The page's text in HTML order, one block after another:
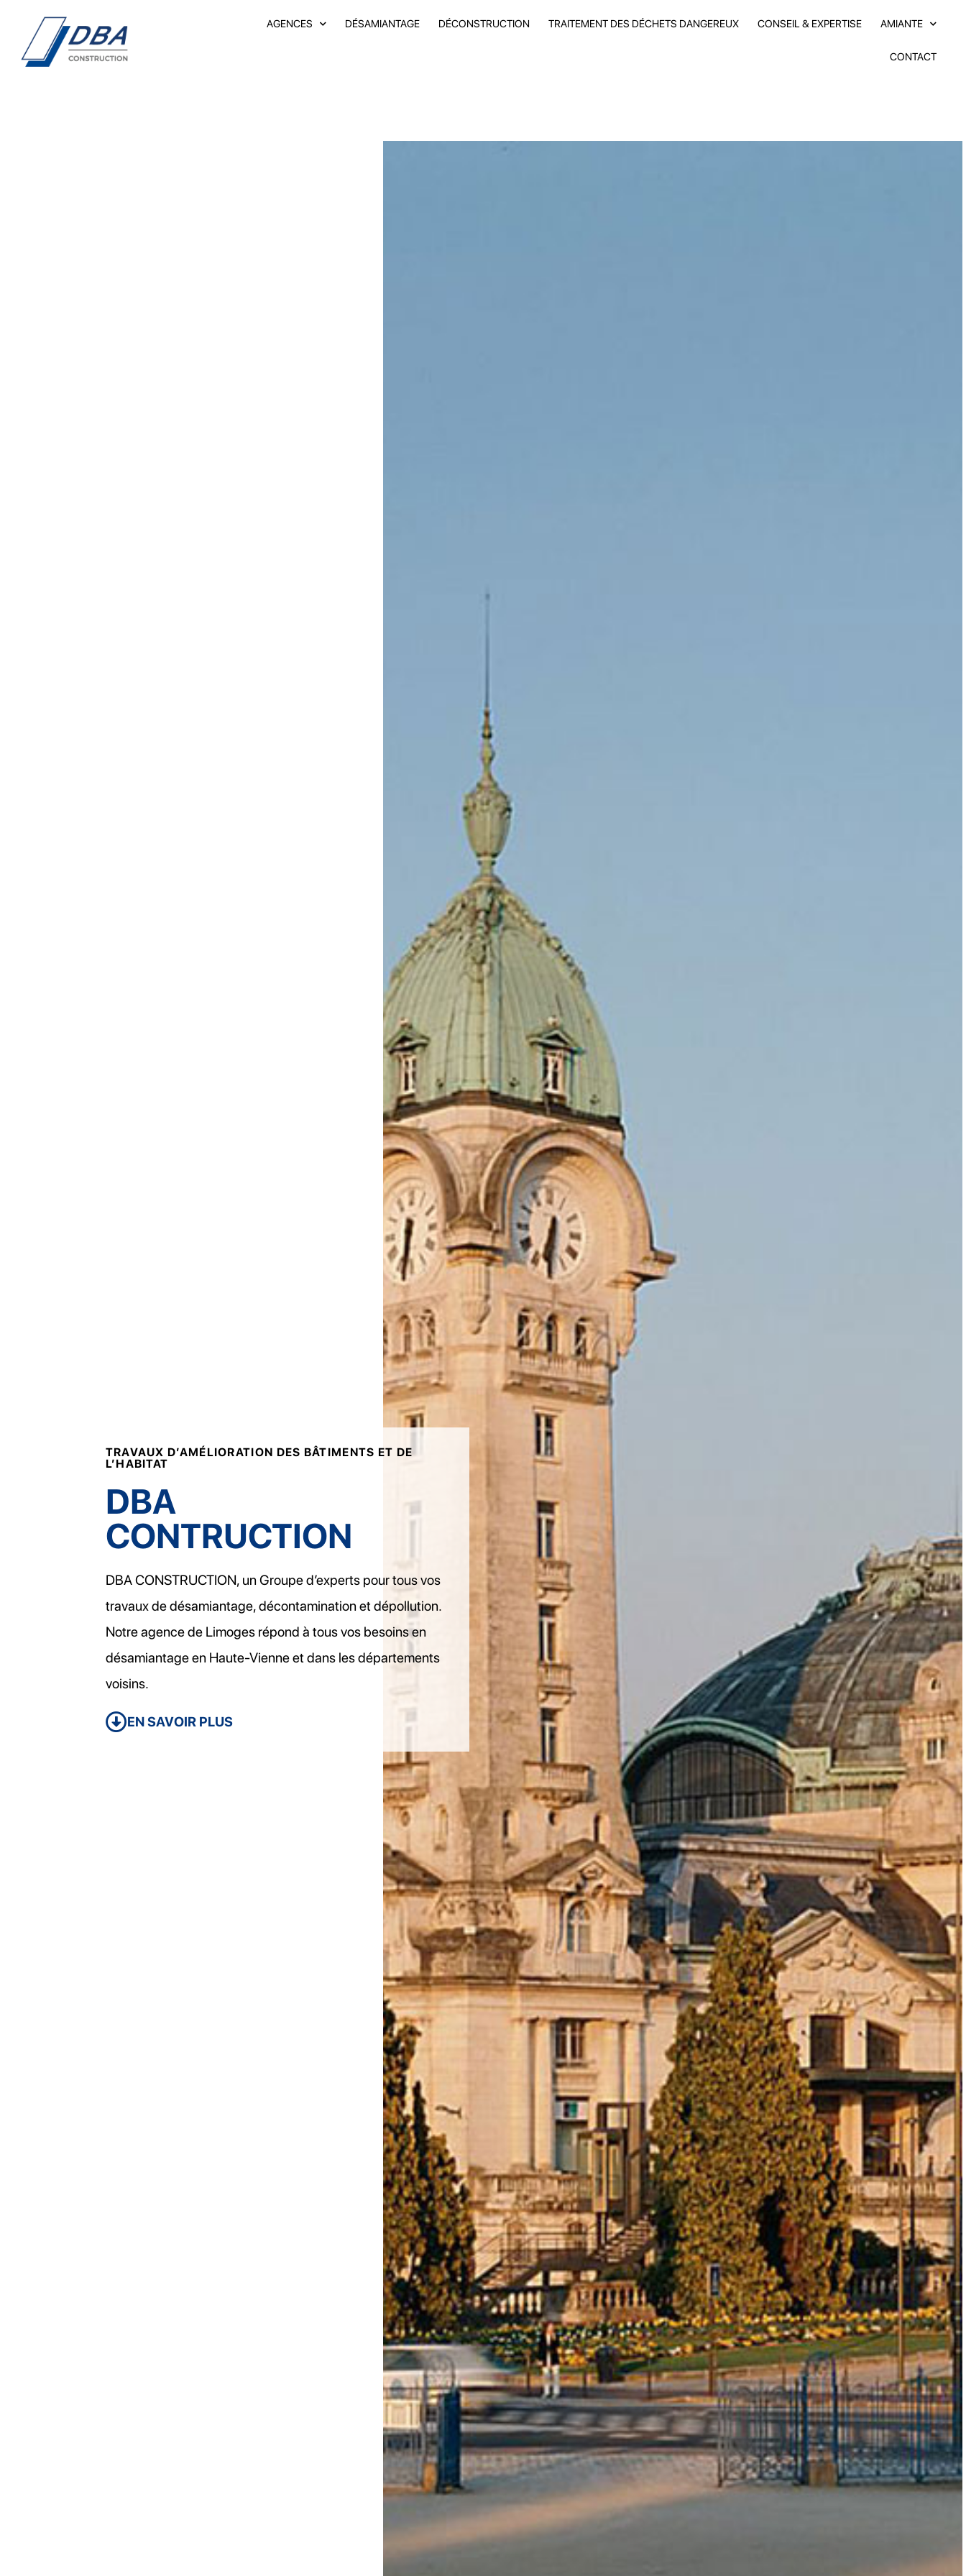
AGENCES DÉSAMIANTAGE DÉCONSTRUCTION TRAITEMENT DES DÉCHETS DANGEREUX CONSEIL & EXPERTISE AMIANTE
CONTACT
TRAVAUX D’AMÉLIORATION DES BÂTIMENTS ET DE
L’HABITAT
DBA
CONTRUCTION
DBA CONSTRUCTION, un Groupe d’experts pour tous vos
travaux de désamiantage, décontamination et dépollution.
Notre agence de Limoges répond à tous vos besoins en
désamiantage en Haute-Vienne et dans les départements
voisins.
EN SAVOIR PLUS